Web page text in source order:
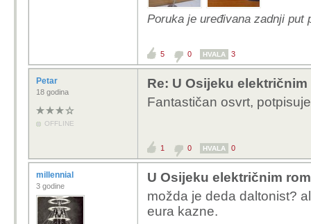
Poruka je uređivana zadnji put
5 0 HVALA 3
Petar
18 godina
OFFLINE
Re: U Osijeku
Fantastičan osvrt,
1 0 HVALA 0
millennial
3 godine
U Osijeku električnim
možda je deda daltonist?
eura kazne.